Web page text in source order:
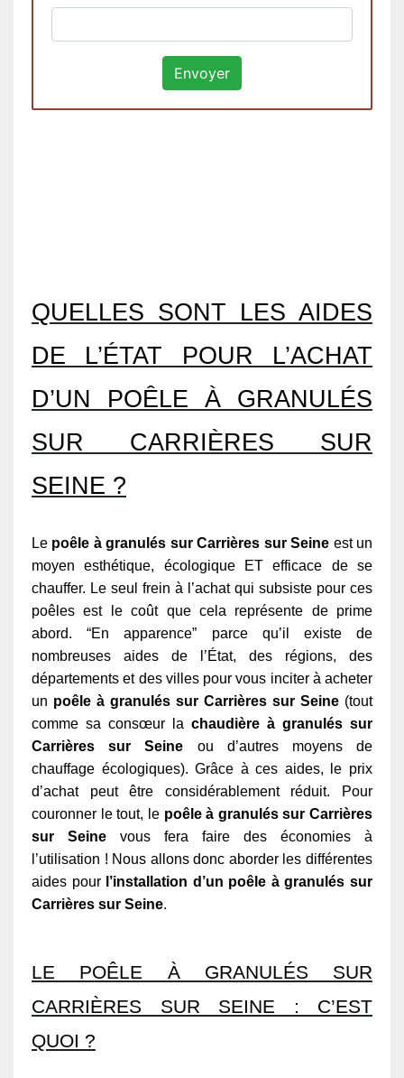
QUELLES SONT LES AIDES
DE L’ÉTAT POUR L’ACHAT
D’UN POÊLE À GRANULÉS
SUR CARRIÈRES SUR
SEINE ?
Le poêle à granulés sur Carrières sur Seine est un
moyen esthétique, écologique ET efficace de se
chauffer. Le seul frein à l’achat qui subsiste pour ces
poêles est le coût que cela représente de prime
abord. “En apparence” parce qu’il existe de
nombreuses aides de l’État, des régions, des
départements et des villes pour vous inciter à acheter
un poêle à granulés sur Carrières sur Seine (tout
comme sa consœur la chaudière à granulés sur
Carrières sur Seine ou d’autres moyens de
chauffage écologiques). Grâce à ces aides, le prix
d’achat peut être considérablement réduit. Pour
couronner le tout, le poêle à granulés sur Carrières
sur Seine vous fera faire des économies à
l’utilisation ! Nous allons donc aborder les différentes
aides pour l’installation d’un poêle à granulés sur
Carrières sur Seine.
LE POÊLE À GRANULÉS SUR
CARRIÈRES SUR SEINE : C’EST
QUOI ?